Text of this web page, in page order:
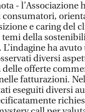
- l’Associazione
e caring del
della
ha
diversi
delle offerte
fatturazioni.
eseguiti diversi